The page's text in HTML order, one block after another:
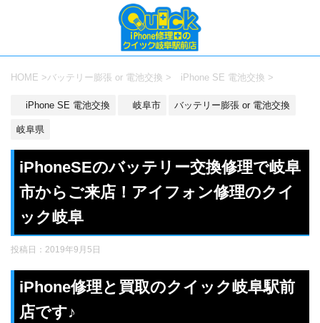
HOME >バッテリー膨張 or 電池交換 > iPhone SE 電池交換 >
iPhone SE 電池交換 岐阜市 バッテリー膨張 or 電池交換
岐阜県
iPhoneSEのバッテリー交換修理で岐阜
市からご来店！アイフォン修理のクイ
ック岐阜
投稿日： 2019年9月5日
iPhone修理と買取のクイック岐阜駅前
店です♪